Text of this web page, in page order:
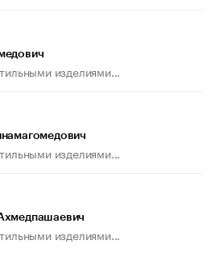
изделиями...
изделиями...
изделиями...